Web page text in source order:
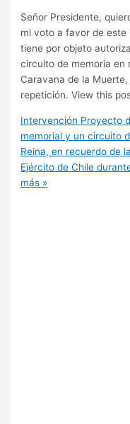
Señor Presidente,
mi voto a favor de
tiene por objeto
circuito de memoria en
Caravana de la
repetición. View this
Intervención Proyecto
memorial y un circuito
Reina, en recuerdo de
Ejército de Chile
más »